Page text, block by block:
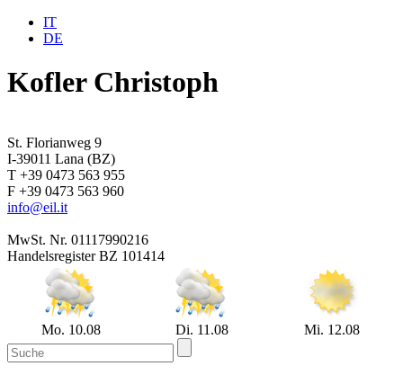
IT
DE
Kofler Christoph
St. Florianweg 9
I-39011 Lana (BZ)
T +39 0473 563 955
F +39 0473 563 960
info@eil.it
MwSt. Nr. 01117990216
Handelsregister BZ 101414
Mo. 10.08 Di. 11.08 Mi. 12.08